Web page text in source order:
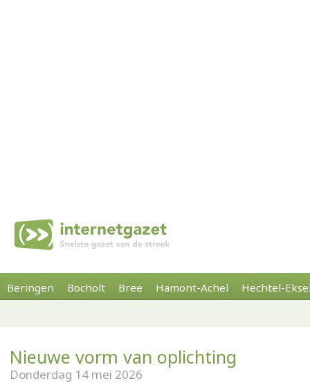
Beringen Bocholt Bree Hamont-Achel Hechtel-
Nieuwe vorm van oplichting
Donderdag 14 mei 2026